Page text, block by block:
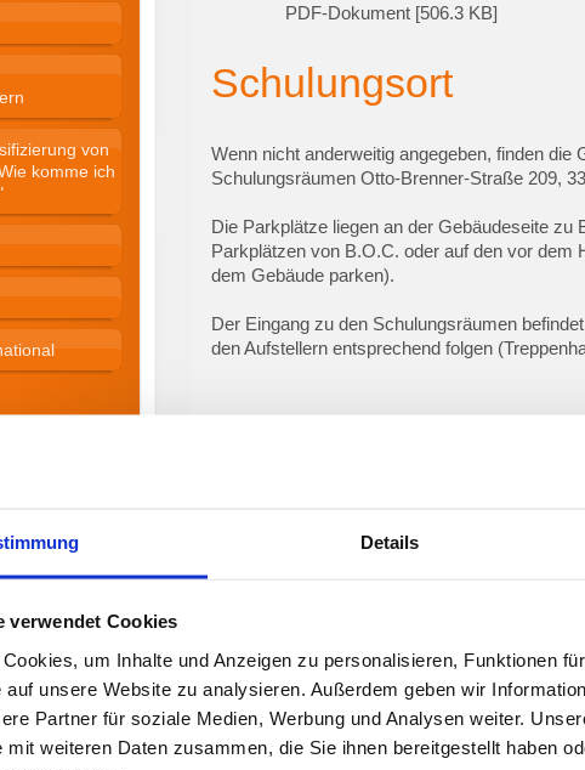
Details
verwendet Cookies
um Inhalte und Anzeigen zu personalisieren, Funktionen
auf unsere Website zu analysieren. Außerdem geben wir
Partner für soziale Medien, Werbung und Analysen weiter.
mit weiteren Daten zusammen, die Sie ihnen bereitgestellt haben
PDF-Dokument [506.3 KB]
Schulungsort
Wenn nicht anderweitig angegeben, finden die
Schulungsräumen Otto-Brenner-Straße 209,
Die Parkplätze liegen an der Gebäudeseite zu
Parkplätzen von B.O.C. oder auf den vor dem
dem Gebäude parken).
Der Eingang zu den Schulungsräumen
den Aufstellern entsprechend folgen
von
komme ich